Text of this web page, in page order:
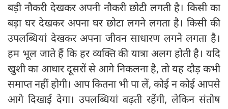
बड़ी नौकरी देखकर अपनी नौकरी छोटी लगती है। किसी का
बड़ा घर देखकर अपना घर छोटा लगने लगता है। किसी की
उपलब्धियां देखकर अपना जीवन साधारण लगने लगता है।
हम भूल जाते हैं कि हर व्यक्ति की यात्रा अलग होती है। यदि
खुशी का आधार दूसरों से आगे निकलना है, तो यह दौड़ कभी
समाप्त नहीं होगी। आप कितना भी पा लें, कोई न कोई आपसे
आगे दिखाई देगा। उपलब्धियां बढ़ती रहेंगी, लेकिन संतोष